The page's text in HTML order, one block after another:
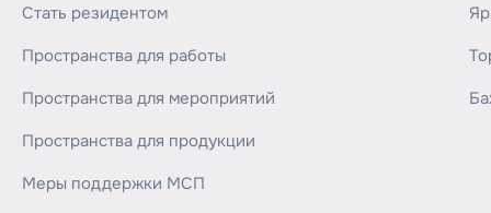
Стать резидентом
Пространства для работы
Пространства для мероприятий
Пространства для продукции
Меры поддержки МСП